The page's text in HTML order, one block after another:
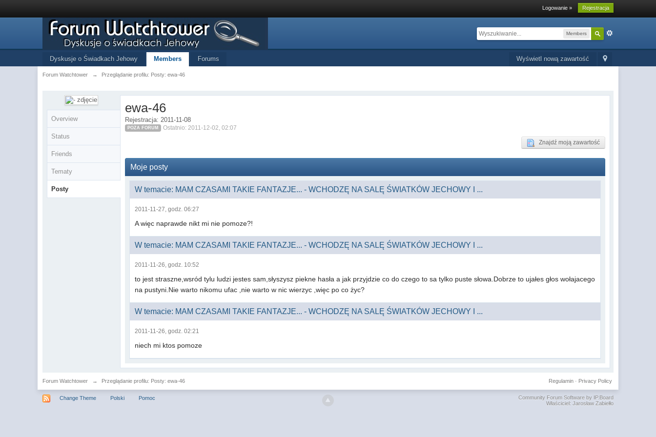
Logowanie » Rejestracja
Members
Wyświetl nową zawartość
Dyskusje o Świadkach Jehowy Members Forums
Forum Watchtower → Przeglądanie profilu: Posty: ewa-46
Overview
Status
Friends
Tematy
Posty
ewa-46
Rejestracja: 2011-11-08
POZA FORUM Ostatnio: 2011-12-02, 02:07
Znajdź moją zawartość
Moje posty
W temacie: MAM CZASAMI TAKIE FANTAZJE... - WCHODZĘ NA SALĘ ŚWIATKÓW JECHOWY I ...
2011-11-27, godz. 06:27
A więc naprawde nikt mi nie pomoze?!
W temacie: MAM CZASAMI TAKIE FANTAZJE... - WCHODZĘ NA SALĘ ŚWIATKÓW JECHOWY I ...
2011-11-26, godz. 10:52
to jest straszne,wsród tylu ludzi jestes sam,słyszysz piekne hasła a jak przyjdzie co do czego to sa tylko puste słowa.Dobrze to ujałes głos wołajacego
na pustyni.Nie warto nikomu ufac ,nie warto w nic wierzyc ,więc po co życ?
W temacie: MAM CZASAMI TAKIE FANTAZJE... - WCHODZĘ NA SALĘ ŚWIATKÓW JECHOWY I ...
2011-11-26, godz. 02:21
niech mi ktos pomoze
Forum Watchtower → Przeglądanie profilu: Posty: ewa-46 Privacy Policy
Regulamin·
Change Theme Polski Pomoc
Community Forum Software by IP.Board
Właściciel: Jarosław Zabiełło